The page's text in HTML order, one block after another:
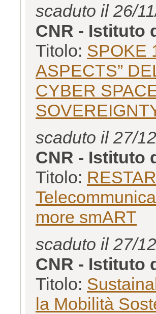
scaduto il 26/
CNR - Istituto
Titolo: SPOKE
ASPECTS”
CYBER
scaduto il 27/
CNR - Istituto
Titolo:
more smART
scaduto il 27/
CNR - Istituto
Titolo:
la Mobilità